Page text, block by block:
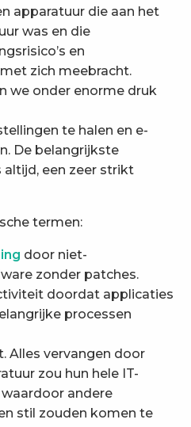
apparatuur die aan het
was en die
en
zich meebracht.
we onder enorme druk
te halen en e-
De belangrijkste
altijd, een zeer strikt
termen:
door niet-
zonder patches.
doordat applicaties
processen
Alles vervangen door
zou hun hele IT-
andere
stil zouden komen te